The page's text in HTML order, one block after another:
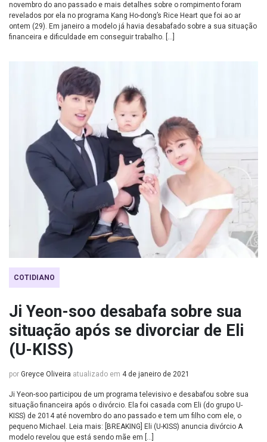
novembro do ano passado e mais detalhes sobre o rompimento foram
revelados por ela no programa Kang Ho-dong’s Rice Heart que foi ao ar
ontem (29). Em janeiro a modelo já havia desabafado sobre a sua situação
financeira e dificuldade em conseguir trabalho. […]
COTIDIANO
Ji Yeon-soo desabafa sobre sua
situação após se divorciar de Eli
(U-KISS)
por Greyce Oliveira atualizado em 4 de janeiro de 2021
Ji Yeon-soo participou de um programa televisivo e desabafou sobre sua
situação financeira após o divórcio. Ela foi casada com Eli (do grupo U-
KISS) de 2014 até novembro do ano passado e tem um filho com ele, o
pequeno Michael. Leia mais: [BREAKING] Eli (U-KISS) anuncia divórcio A
modelo revelou que está sendo mãe em […]